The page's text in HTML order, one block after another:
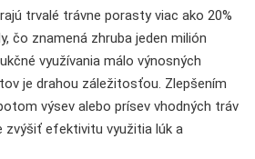
trvalé trávne porasty viac ako 20%
čo znamená zhruba jeden milión
využívania málo výnosných
je drahou záležitosťou. Zlepšením
výsev alebo prísev vhodných tráv
zvýšiť efektivitu využitia lúk a